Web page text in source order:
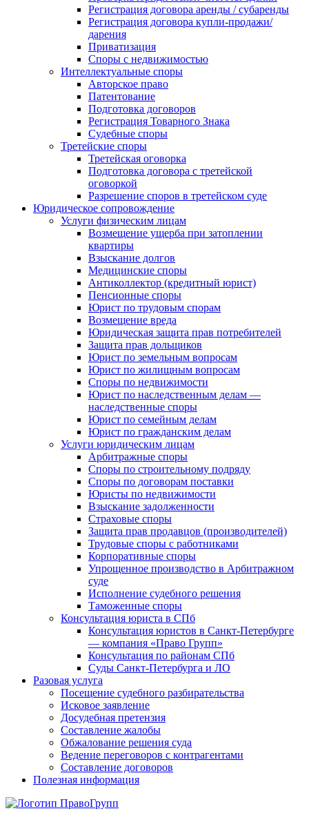
Регистрация договора аренды / субаренды
Регистрация договора купли-продажи/
дарения
Приватизация
Cпоры с недвижимостью
Интеллектуальные споры
Авторское право
Патентование
Подготовка договоров
Регистрация Товарного Знака
Судебные споры
Третейские споры
Третейская оговорка
Подготовка договора с третейской
оговоркой
Разрешение споров в третейском суде
Юридическое сопровождение
Услуги физическим лицам
Возмещение ущерба при затоплении
квартиры
Взыскание долгов
Медицинские споры
Антиколлектор (кредитный юрист)
Пенсионные споры
Юрист по трудовым спорам
Возмещение вреда
Юридическая защита прав потребителей
Защита прав дольщиков
Юрист по земельным вопросам
Юрист по жилищным вопросам
Споры по недвижимости
Юрист по наследственным делам —
наследственные споры
Юрист по семейным делам
Юрист по гражданским делам
Услуги юридическим лицам
Арбитражные споры
Споры по строительному подряду
Споры по договорам поставки
Юристы по недвижимости
Взыскание задолженности
Страховые споры
Защита прав продавцов (производителей)
Трудовые споры с работниками
Корпоративные споры
Упрощенное производство в Арбитражном
суде
Исполнение судебного решения
Таможенные споры
Консультация юриста в СПб
Консультация юристов в Санкт-Петербурге
— компания «Право Групп»
Консультация по районам СПб
Суды Санкт-Петербурга и ЛО
Разовая услуга
Посещение судебного разбирательства
Исковое заявление
Досудебная претензия
Составление жалобы
Обжалование решения суда
Ведение переговоров с контрагентами
Составление договоров
Полезная информация